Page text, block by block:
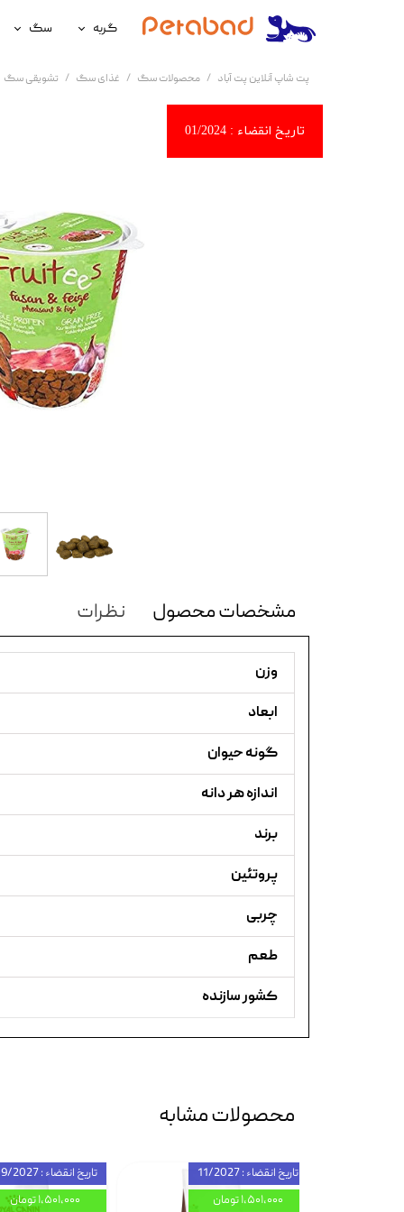
گربه
غذای گربه
سگ
غذای سگ
پت شاپ آنلاین پت آباد محصولات سگ غذای سگ تشویقی سگ
مشخصات محصول نظرات
وزن
ابعاد
گونه حیوان
اندازه هر دانه
برند
پروتئین
چربی
طعم
کشور سازنده
محصولات مشابه
تاریخ انقضاء : 09/2027
۱,۵۰۱,۰۰۰ تومان
تاریخ انقضاء : 11/2027
۱,۵۰۱,۰۰۰ تومان